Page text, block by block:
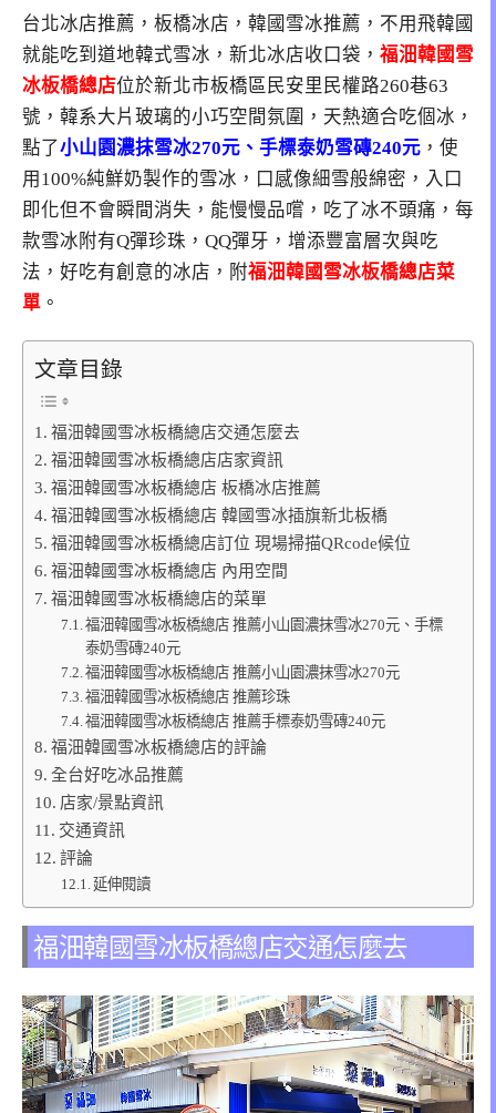
台北冰店推薦，板橋冰店，韓國雪冰推薦，不用飛韓國
就能吃到道地韓式雪冰，新北冰店收口袋， 福沺韓國雪
冰板橋總店位於新北市板橋區民安里民權路260巷63
號，韓系大片玻璃的小巧空間氛圍，天熱適合吃個冰，
點了小山園濃抹雪冰270元、手標泰奶雪磚240元 ，使
用100%純鮮奶製作的雪冰，口感像細雪般綿密，入口
即化但不會瞬間消失，能慢慢品嚐，吃了冰不頭痛，每
款雪冰附有Q彈珍珠，QQ彈牙，增添豐富層次與吃
法，好吃有創意的冰店，附福沺韓國雪冰板橋總店菜
單 。
文章目錄
福沺韓國雪冰板橋總店交通怎麼去
福沺韓國雪冰板橋總店店家資訊
福沺韓國雪冰板橋總店 板橋冰店推薦
福沺韓國雪冰板橋總店 韓國雪冰插旗新北板橋
福沺韓國雪冰板橋總店訂位 現場掃描QRcode候位
福沺韓國雪冰板橋總店 內用空間
福沺韓國雪冰板橋總店的菜單
福沺韓國雪冰板橋總店 推薦小山園濃抹雪冰270元、手標
泰奶雪磚240元
福沺韓國雪冰板橋總店 推薦小山園濃抹雪冰270元
福沺韓國雪冰板橋總店 推薦珍珠
福沺韓國雪冰板橋總店 推薦手標泰奶雪磚240元
福沺韓國雪冰板橋總店的評論
全台好吃冰品推薦
店家/景點資訊
交通資訊
評論
延伸閱讀
福沺韓國雪冰板橋總店交通怎麼去